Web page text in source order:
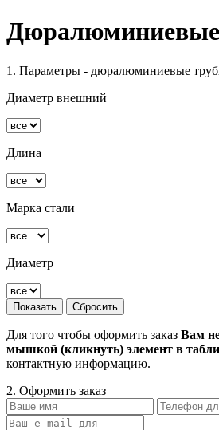
1. Параметры - дюралюминиевые
Диаметр внешний
Длина
Марка стали
Диаметр
Для того чтобы оформить заказ Вам
мышкой (кликнуть) элемент в
контактную информацию.
2. Оформить заказ